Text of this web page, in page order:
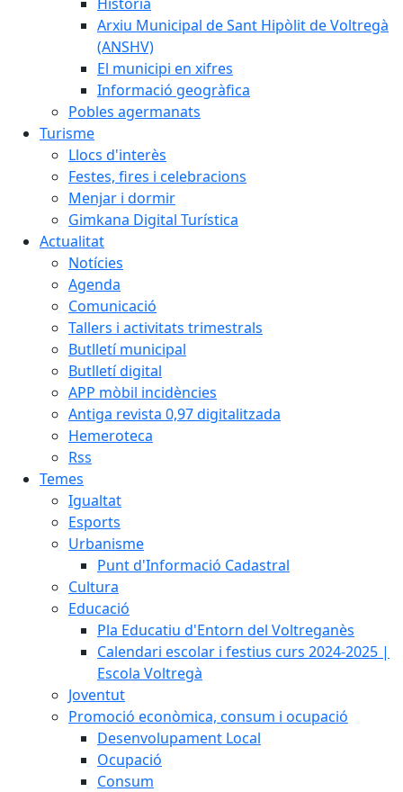
Arxiu Municipal de Sant Hipòlit de Voltregà
(ANSHV)
El municipi en xifres
Informació geogràfica
Pobles agermanats
Turisme
Llocs d'interès
Festes, fires i celebracions
Menjar i dormir
Gimkana Digital Turística
Actualitat
Notícies
Agenda
Comunicació
Tallers i activitats trimestrals
Butlletí municipal
Butlletí digital
APP mòbil incidències
Antiga revista 0,97 digitalitzada
Hemeroteca
Rss
Temes
Igualtat
Esports
Urbanisme
Punt d'Informació Cadastral
Cultura
Educació
Pla Educatiu d'Entorn del Voltreganès
Calendari escolar i festius curs 2024-2025 |
Escola Voltregà
Joventut
Promoció econòmica, consum i ocupació
Desenvolupament Local
Ocupació
Consum